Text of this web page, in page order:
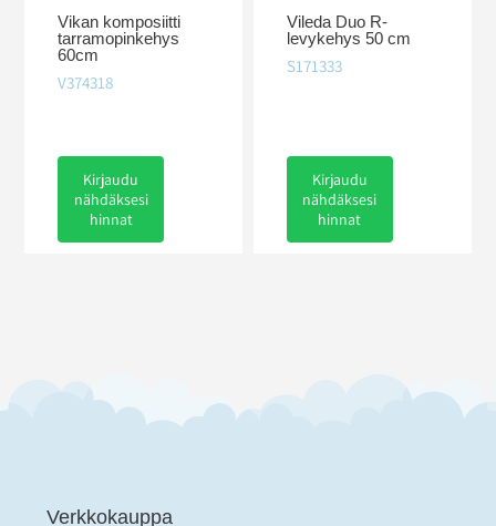
Vikan komposiitti
tarramopinkehys
60cm
V374318
Kirjaudu
nähdäksesi
hinnat
Vileda Duo R-
levykehys 50 cm
S171333
Kirjaudu
nähdäksesi
hinnat
Verkkokauppa